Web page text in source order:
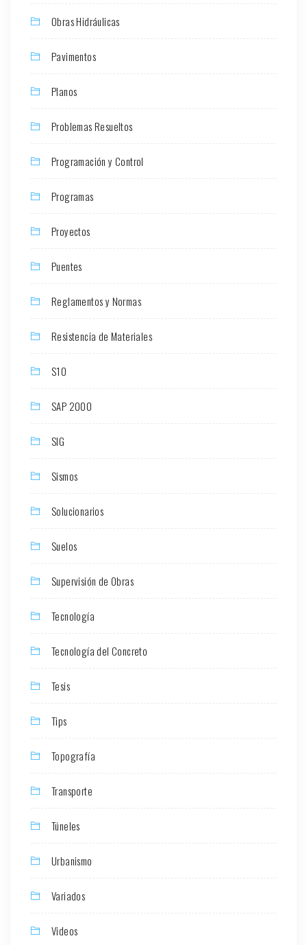
Obras Hidráulicas
Pavimentos
Planos
Problemas Resueltos
Programación y Control
Programas
Proyectos
Puentes
Reglamentos y Normas
Resistencia de Materiales
S10
SAP 2000
SIG
Sismos
Solucionarios
Suelos
Supervisión de Obras
Tecnología
Tecnología del Concreto
Tesis
Tips
Topografía
Transporte
Túneles
Urbanismo
Variados
Videos